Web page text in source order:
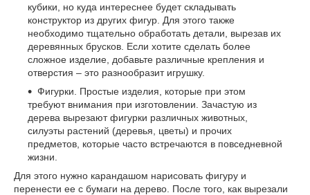
кубики, но куда интереснее будет складывать
конструктор из других фигур. Для этого также
необходимо тщательно обработать детали, вырезав их
деревянных брусков. Если хотите сделать более
сложное изделие, добавьте различные крепления и
отверстия – это разнообразит игрушку.
Фигурки. Простые изделия, которые при этом
требуют внимания при изготовлении. Зачастую из
дерева вырезают фигурки различных животных,
силуэты растений (деревья, цветы) и прочих
предметов, которые часто встречаются в повседневной
жизни.
Для этого нужно карандашом нарисовать фигуру и
перенести ее с бумаги на дерево. После того, как вырезали